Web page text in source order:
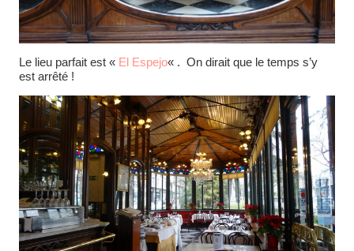
Le lieu parfait est « El Espejo« . On dirait que le temps s’y
est arrêté !